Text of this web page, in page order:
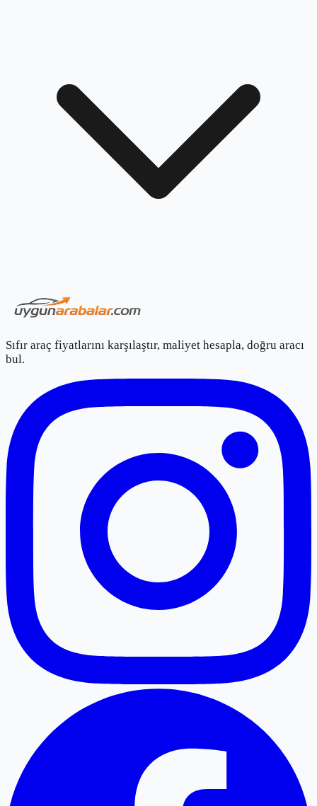
Sıfır araç fiyatlarını karşılaştır, maliyet hesapla, doğru aracı
bul.